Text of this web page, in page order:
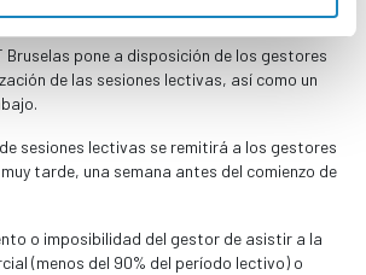
de asistencia logística.
Bruselas pone a disposición de los gestores
de las sesiones lectivas, así como un
sesiones lectivas se remitirá a los gestores
tarde, una semana antes del comienzo de
o imposibilidad del gestor de asistir a la
(menos del 90% del período lectivo) o